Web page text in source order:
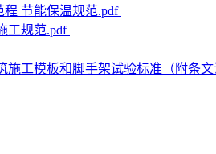
程 节能保温规范.pdf
工规范.pdf
施工模板和脚手架试验标准（附条